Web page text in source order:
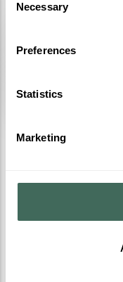
Selection
Necessary
Preferences
Statistics
Marketing
RESERVAR